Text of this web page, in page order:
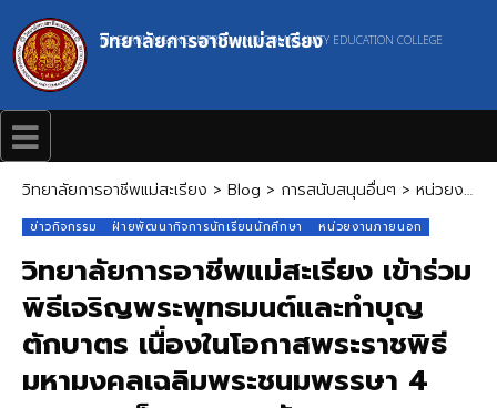
วิทยาลัยการอาชีพแม่สะเรียง
MAESARIANG INDUSTRIAL AND COMMUNITY EDUCATION COLLEGE
วิทยาลัยการอาชีพแม่สะเรียง > Blog > การสนับสนุนอื่นๆ > หน่วยงานภายนอก
ข่าวกิจกรรม ฝ่ายพัฒนากิจการนักเรียนนักศึกษา หน่วยงานภายนอก
วิทยาลัยการอาชีพแม่สะเรียง เข้าร่วม
พิธีเจริญพระพุทธมนต์และทำบุญ
ตักบาตร เนื่องในโอกาสพระราชพิธี
มหามงคลเฉลิมพระชนมพรรษา 4